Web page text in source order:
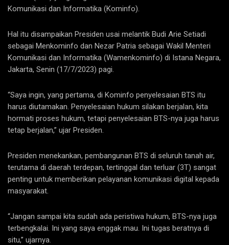
Komunikasi dan Informatika (Kominfo).
Hal itu disampaikan Presiden usai melantik Budi Arie Setiadi
sebagai Menkominfo dan Nezar Patria sebagai Wakil Menteri
Komunikasi dan Informatika (Wamenkominfo) di Istana Negara,
Jakarta, Senin (17/7/2023) pagi.
“Saya ingin, yang pertama, di Kominfo penyelesaian BTS itu
harus diutamakan. Penyelesaian hukum silakan berjalan, kita
hormati proses hukum, tetapi penyelesaian BTS-nya juga harus
tetap berjalan,” ujar Presiden.
Presiden menekankan, pembangunan BTS di seluruh tanah air,
terutama di daerah terdepan, tertinggal dan terluar (3T) sangat
penting untuk memberikan pelayanan komunikasi digital kepada
masyarakat.
“Jangan sampai kita sudah ada peristiwa hukum, BTS-nya juga
terbengkalai. Ini yang saya enggak mau. Ini tugas beratnya di
situ,” ujarnya.